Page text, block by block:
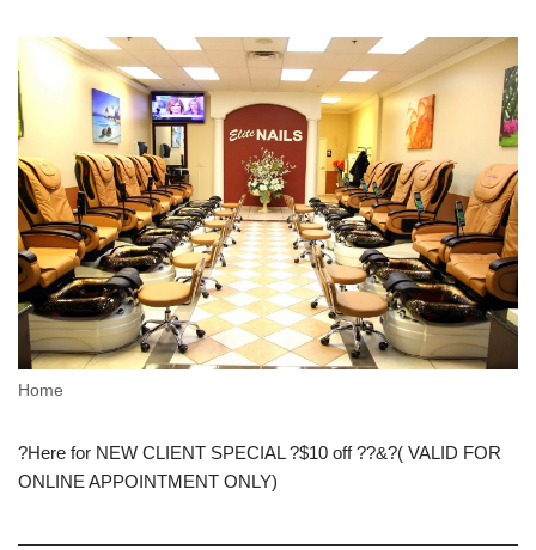
Home
?Here for NEW CLIENT SPECIAL ?$10 off ??&?( VALID FOR
ONLINE APPOINTMENT ONLY)